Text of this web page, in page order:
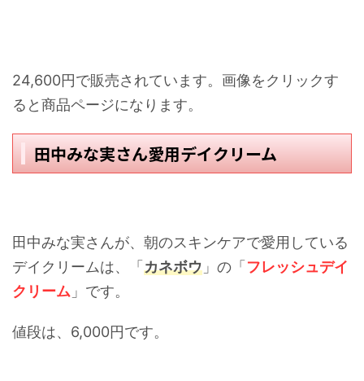
24,600円で販売されています。画像をクリックす
ると商品ページになります。
田中みな実さん愛用デイクリーム
田中みな実さんが、朝のスキンケアで愛用している
デイクリームは、「カネボウ 」の「フレッシュデイ
クリーム 」です。
値段は、6,000円です。